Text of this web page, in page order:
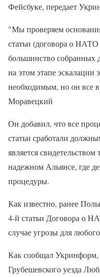
Фейсбуке, передает
"Мы проверяем
статьи (договора о
большинство собранных
на этом этапе эскалации
необходимым, но он все
Моравецкий
Он добавил, что все
статьи сработали
является
надежном Альянсе, где
процедуры.
Как известно, ранее
4-й статьи Договора о
случае угрозы для
Как сообщал Укринформ,
Грубешевского уезда